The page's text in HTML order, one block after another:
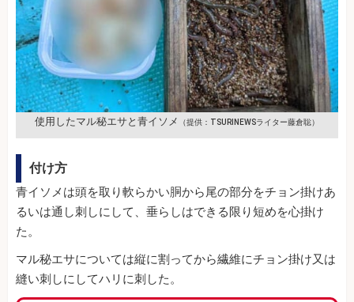
使用したマル秘エサと青イソメ （提供：TSURINEWSライター藤倉聡）
付け方
青イソメは頭を取り軟らかい胴から尾の部分をチョン掛けあ
るいは通し刺しにして、垂らしはできる限り短めを心掛け
た。
マル秘エサについては縦に割ってから繊維にチョン掛け又は
縫い刺しにしてハリに刺した。